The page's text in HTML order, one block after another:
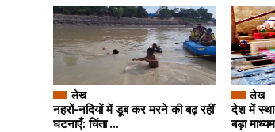
लेख
नहरों-नदियों में डूब कर मरने की बढ़ रहीं
घटनाएँ: चिंता ...
लेख
देश में
बड़ा